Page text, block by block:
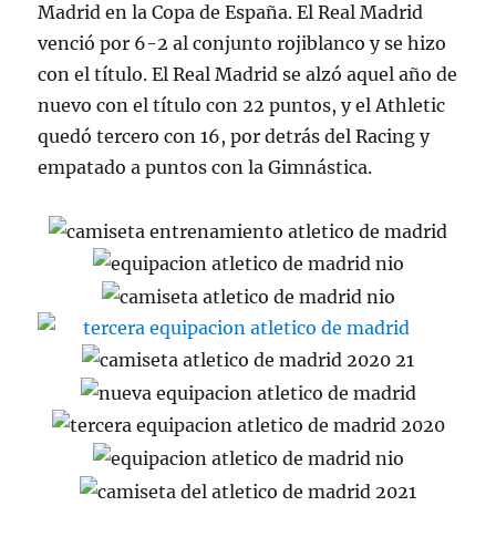
Madrid en la Copa de España. El Real Madrid
venció por 6-2 al conjunto rojiblanco y se hizo
con el título. El Real Madrid se alzó aquel año de
nuevo con el título con 22 puntos, y el Athletic
quedó tercero con 16, por detrás del Racing y
empatado a puntos con la Gimnástica.